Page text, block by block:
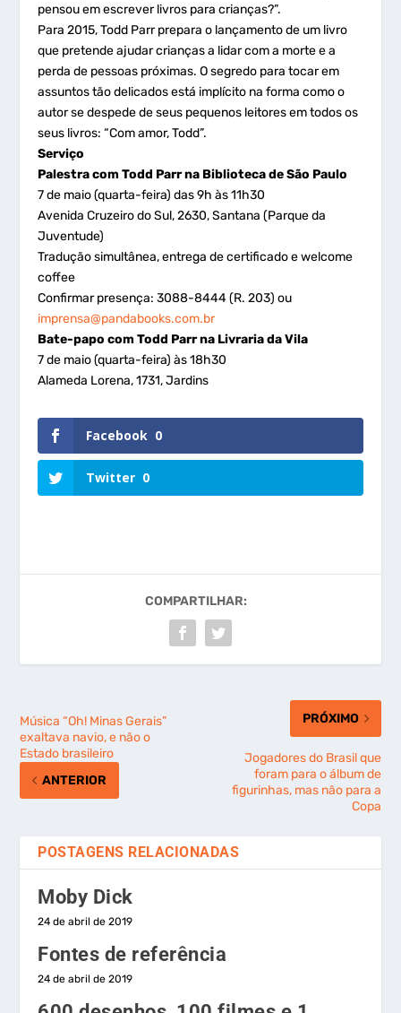
pensou em escrever livros para crianças?”.
Para 2015, Todd Parr prepara o lançamento de um livro
que pretende ajudar crianças a lidar com a morte e a
perda de pessoas próximas. O segredo para tocar em
assuntos tão delicados está implícito na forma como o
autor se despede de seus pequenos leitores em todos os
seus livros: “Com amor, Todd”.
Serviço
Palestra com Todd Parr na Biblioteca de São Paulo
7 de maio (quarta-feira) das 9h às 11h30
Avenida Cruzeiro do Sul, 2630, Santana (Parque da
Juventude)
Tradução simultânea, entrega de certificado e welcome
coffee
Confirmar presença: 3088-8444 (R. 203) ou
imprensa@pandabooks.com.br
Bate-papo com Todd Parr na Livraria da Vila
7 de maio (quarta-feira) às 18h30
Alameda Lorena, 1731, Jardins
Facebook 0
Twitter 0
COMPARTILHAR:
Música “Oh! Minas Gerais”
exaltava navio, e não o
Estado brasileiro
ANTERIOR
PRÓXIMO
Jogadores do Brasil que
foram para o álbum de
figurinhas, mas não para a
Copa
POSTAGENS RELACIONADAS
Moby Dick
24 de abril de 2019
Fontes de referência
24 de abril de 2019